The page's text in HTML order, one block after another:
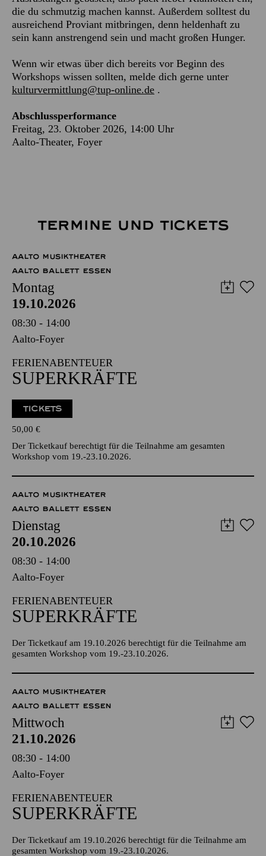
die du schmutzig machen kannst. Außerdem solltest du
ausreichend Proviant mitbringen, denn heldenhaft zu
sein kann anstrengend sein und macht großen Hunger.
Wenn wir etwas über dich bereits vor Beginn des
Workshops wissen sollten, melde dich gerne unter
kulturvermittlung@tup-online.de .
Abschlussperformance
Freitag, 23. Oktober 2026, 14:00 Uhr
Aalto-Theater, Foyer
TERMINE UND TICKETS
AALTO MUSIKTHEATER
AALTO BALLETT ESSEN
Montag
19.10.2026
08:30 - 14:00
Aalto-Foyer
FERIENABENTEUER
SUPERKRÄFTE
TICKETS
50,00 €
Der Ticketkauf berechtigt für die Teilnahme am gesamten
Workshop vom 19.-23.10.2026.
AALTO MUSIKTHEATER
AALTO BALLETT ESSEN
Dienstag
20.10.2026
08:30 - 14:00
Aalto-Foyer
FERIENABENTEUER
SUPERKRÄFTE
Der Ticketkauf am 19.10.2026 berechtigt für die Teilnahme am
gesamten Workshop vom 19.-23.10.2026.
AALTO MUSIKTHEATER
AALTO BALLETT ESSEN
Mittwoch
21.10.2026
08:30 - 14:00
Aalto-Foyer
FERIENABENTEUER
SUPERKRÄFTE
Der Ticketkauf am 19.10.2026 berechtigt für die Teilnahme am
gesamten Workshop vom 19.-23.10.2026.